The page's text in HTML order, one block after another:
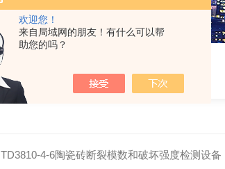
欢迎您！
来自局域网的朋友！有什么可以帮
助您的吗？
TD3810-4-6陶瓷砖断裂模数和破坏强度检测设备